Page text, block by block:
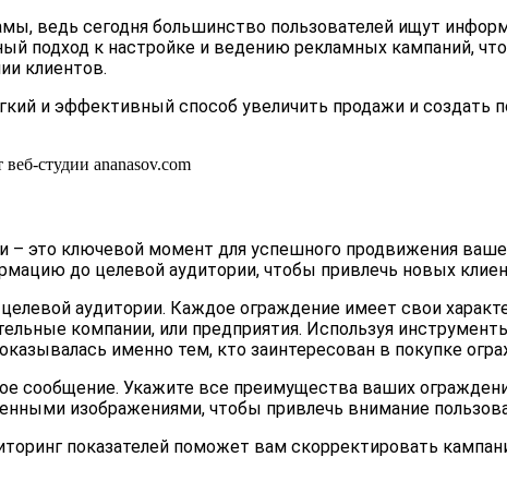
ведь сегодня большинство пользователей ищут
подход к настройке и ведению рекламных кампаний,
клиентов.
и эффективный способ увеличить продажи и
это ключевой момент для успешного продвижения
до целевой аудитории, чтобы привлечь новых
аудитории. Каждое ограждение имеет свои
компании, или предприятия. Используя
именно тем, кто заинтересован в покупке
сообщение. Укажите все преимущества ваших
изображениями, чтобы привлечь внимание
показателей поможет вам скорректировать